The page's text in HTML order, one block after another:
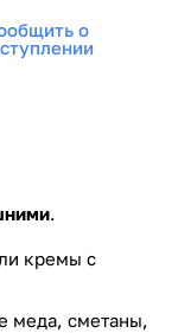
о
.
кремы с
меда, сметаны,